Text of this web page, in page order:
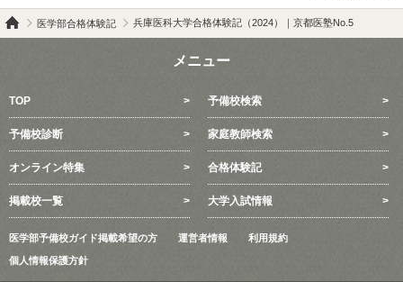
医学部合格体験記 兵庫医科大学合格体験記（2024）｜京都医塾No.5
メニュー
TOP 予備校検索
予備校診断 家庭教師検索
オンライン特集 合格体験記
掲載校一覧 大学入試情報
医学部予備校ガイド掲載希望の方 運営者情報 利用規約
個人情報保護方針